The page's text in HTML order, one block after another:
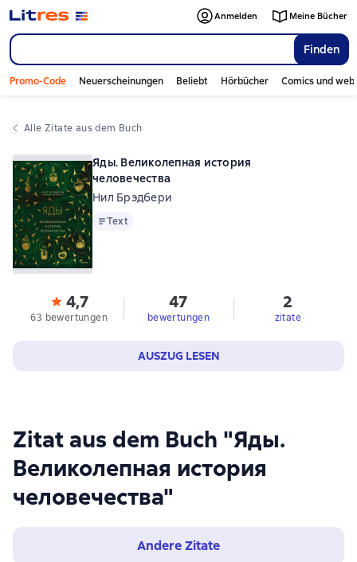
Finden
Anmelden Meine Bücher
Promo-Code Neuerscheinungen Beliebt Hörbücher Comics und
Alle Zitate aus dem Buch
Zitat aus dem Buch "Яды.
Великолепная история
человечества"
Andere Zitate
Яды. Великолепная история
человечества
Нил Брэдбери
TextText
4,7
63 bewertungen
47
bewertungen
2
zitate
AUSZUG LESEN